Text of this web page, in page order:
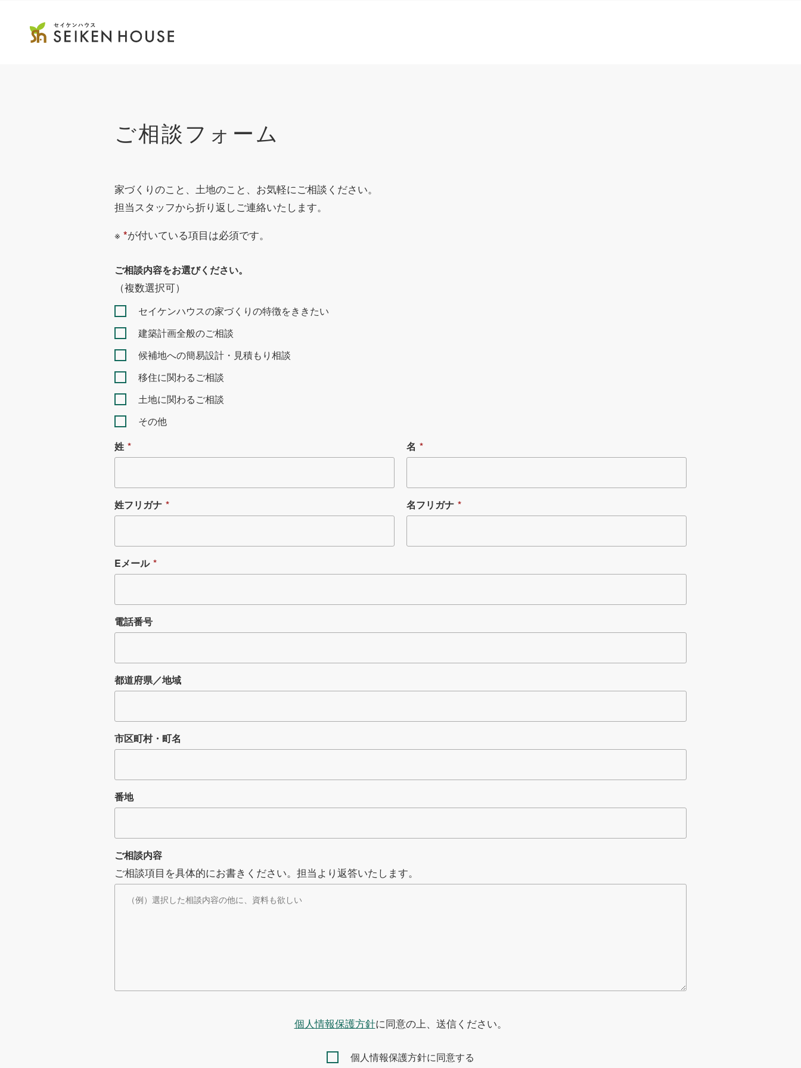
ご相談フォーム
家づくりのこと、土地のこと、 お気軽にご相談ください。
担当スタッフから折り返しご連絡いたします。
※ *が付いている項目は必須です。
ご相談内容をお選びください。
（複数選択可）
セイケンハウスの家づくりの特徴をききたい
建築計画全般のご相談
候補地への簡易設計・見積もり相談
移住に関わるご相談
土地に関わるご相談
その他
姓 * 名 *
姓フリガナ * 名フリガナ *
Eメール *
電話番号
都道府県／地域
市区町村・町名
番地
ご相談内容
ご相談項目を具体的にお書きください。担当より返答いたします。
個人情報保護方針に同意の上、送信ください。
個人情報保護方針に同意する